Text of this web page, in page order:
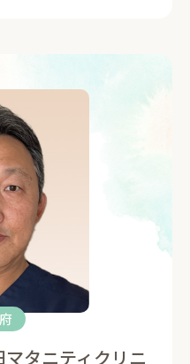
タニティクリニ